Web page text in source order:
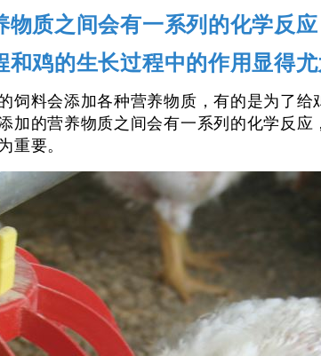
质之间会有一系列的化学反
鸡的生长过程中的作用显得
饲料会添加各种营养物质，有的是为了
加的营养物质之间会有一系列的化学反
重要。